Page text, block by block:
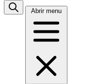
Abrir menu